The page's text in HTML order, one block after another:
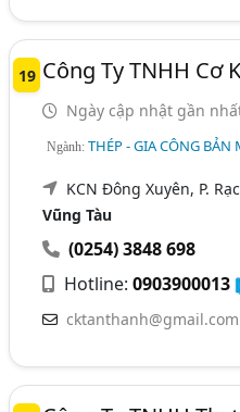
19 Công Ty TNHH Cơ
Ngày cập nhật gần
Ngành:THÉP - GIA CÔNG BẢN
KCN Đông Xuyên, P.
Vũng Tàu
(0254) 3848 698
Hotline:0903900013
cktanthanh@gmail.com